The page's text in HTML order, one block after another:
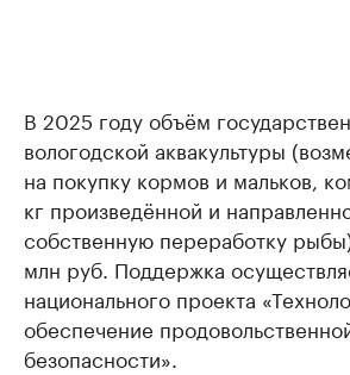
В 2025 году объём
вологодской аквакультуры
на покупку кормов и мальков,
кг произведённой и
собственную переработку
млн руб. Поддержка
национального проекта
обеспечение
безопасности».